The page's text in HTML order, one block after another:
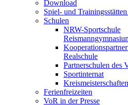
Download
Spiel- und
Schulen
NRW-Sportschule
Realschule
Partnerschulen des
Sportinternat
Ferienfreizeiten
VoR in der Presse